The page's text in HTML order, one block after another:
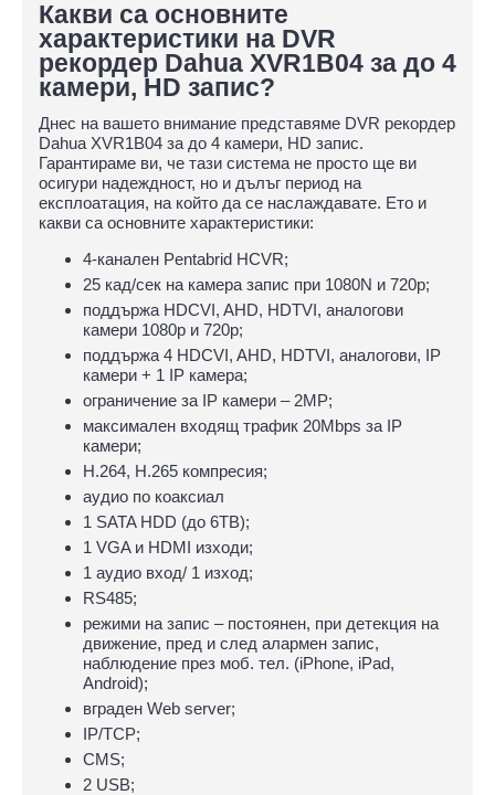
Какви са основните
характеристики на DVR
рекордер Dahua XVR1B04 за до 4
камери, HD запис?
Днес на вашето внимание представяме DVR рекордер
Dahua XVR1B04 за до 4 камери, HD запис.
Гарантираме ви, че тази система не просто ще ви
осигури надеждност, но и дълъг период на
експлоатация, на който да се наслаждавате. Ето и
какви са основните характеристики:
4-канален Pentabrid HCVR;
25 кад/сек на камера запис при 1080N и 720p;
поддържа HDCVI, AHD, HDTVI, аналогови
камери 1080р и 720р;
поддържа 4 HDCVI, AHD, HDTVI, аналогови, IP
камери + 1 IP камерa;
ограничение за IP камери – 2МP;
максимален входящ трафик 20Mbps за IP
камери;
H.264, H.265 компресия;
аудио по коаксиал
1 SATA HDD (до 6TB);
1 VGA и HDMI изходи;
1 аудио вход/ 1 изход;
RS485;
режими на запис – постоянен, при детекция на
движение, пред и след алармен запис,
наблюдение през моб. тел. (iPhone, iPad,
Android);
вграден Web server;
IP/TCP;
CMS;
2 USB;